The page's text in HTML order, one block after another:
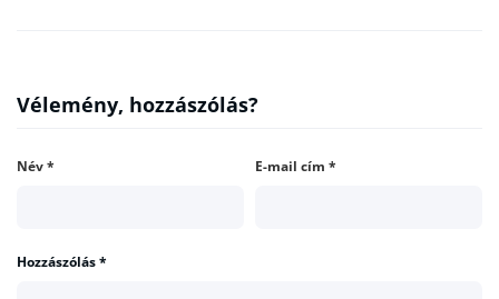
Vélemény, hozzászólás?
Név* E-mail cím *
Hozzászólás*